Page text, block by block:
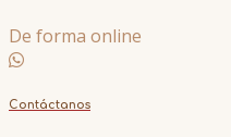
De forma online
Contáctanos